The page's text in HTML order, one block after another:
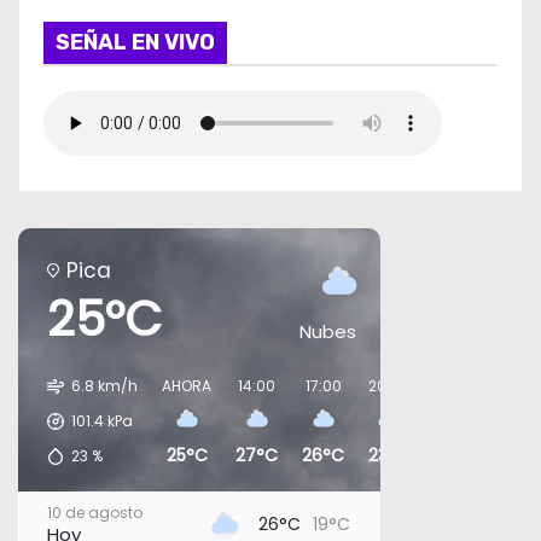
SEÑAL EN VIVO
Pica
25°C Nubes
6.8 km/h
101.4kPa
23 %
AHORA
25°C
14:00
27°C
17:00
26°C
20:00
23°C
10 de agosto
Hoy 26°C 19°C